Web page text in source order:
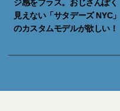
ジ感をプラス。おじさんぽく
見えない「サタデーズ NYC」
のカスタムモデルが欲しい！